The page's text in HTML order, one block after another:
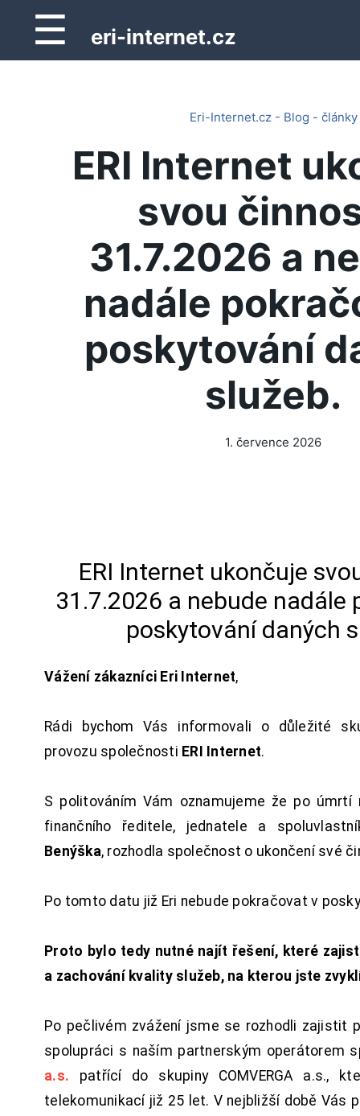
☰ eri-internet.cz
Eri-Internet.cz - Blog - články
ERI Internet
svou
31.7.2026 a
nadále
poskytování
služeb.
1. července 2026
ERI Internet ukončuje
31.7.2026 a nebude nadále
poskytování daných
Vážení zákazníci Eri Internet,
Rádi bychom Vás informovali o důležité
provozu společnosti ERI Internet.
S politováním Vám oznamujeme že po úmrtí
finančního ředitele, jednatele a
Benýška, rozhodla společnost o ukončení své
Po tomto datu již Eri nebude pokračovat v
Proto bylo tedy nutné najít řešení, které
a zachování kvality služeb, na kterou jste
Po pečlivém zvážení jsme se rozhodli zajistit
spolupráci s naším partnerským operátorem
a.s. patřící do skupiny COMVERGA a.s.,
telekomunikací již 25 let. V nejbližší době Vás